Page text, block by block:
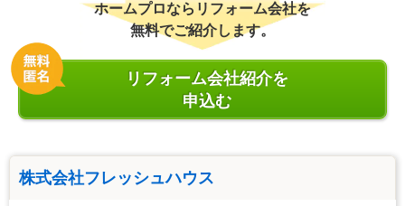
ホームプロならリフォーム会社を
無料でご紹介します。
リフォーム会社紹介を
申込む
株式会社フレッシュハウス